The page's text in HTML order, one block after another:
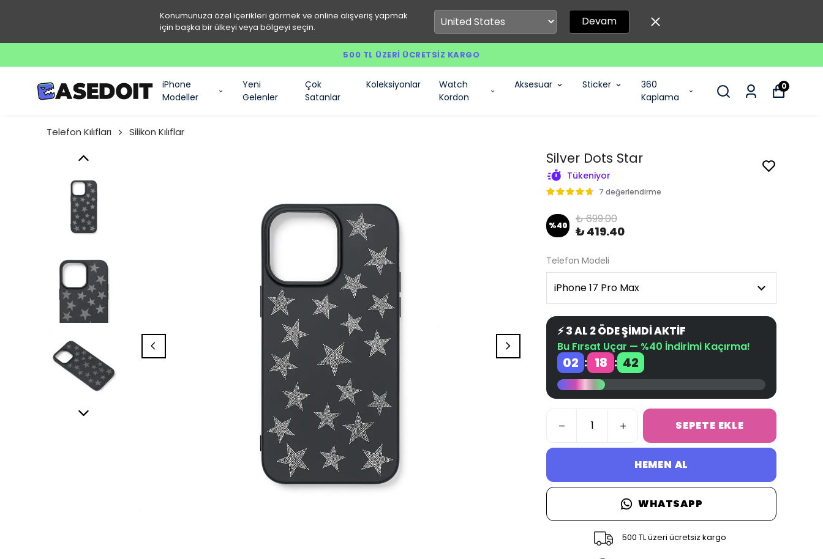
Konumunuza özel içerikleri görmek ve online alışveriş yapmak
için başka bir ülkeyi veya bölgeyi seçin.
Devam
500 TL ÜZERI ÜCRETSIZ KARGO
iPhone
Modeller
Yeni
Gelenler
Çok
Satanlar
Koleksiyonlar
Watch
Kordon
Aksesuar Sticker
360
Kaplama
0
Telefon Kılıfları Silikon Kılıflar
Silver Dots Star
Tükeniyor
7 değerlendirme
%40 ₺ 699.00
₺ 419.40
Telefon Modeli
⚡ 3 AL 2 ÖDE ŞİMDİ AKTİF
Bu Fırsat Uçar — %40 İndirimi Kaçırma!
02 : 18 : 41
SEPETE EKLE
HEMEN AL
WHATSAPP
500 TL üzeri ücretsiz kargo